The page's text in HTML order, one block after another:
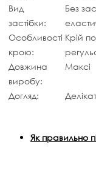
Вид
застібки:
Без
Особливості
крою:
Крій
Довжина
виробу:
Максі
Догляд:
Як правильно